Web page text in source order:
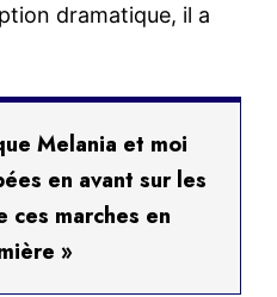
dramatique, il a
Melania et moi
en avant sur les
ces marches en
»